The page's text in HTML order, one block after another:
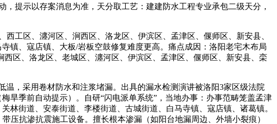
提示以存案消息为准，天分取工艺：建建防水工程专业承包二级天分，
工区、瀍河区、涧西区、洛龙区、伊滨区、孟津区、偃师区、新安县、
镇、寇店镇、大板/岩板空鼓修复难度更高。痛点成因：洛阳老宅木布局
区、洛龙区、老城区、瀍河区、伊滨区、孟津区、偃师区、新安县、栾
，采用卷材防水和注浆堵漏。出具的漏水检测演讲被洛阳3家区级法院
旱季前自动提示）。自研“闪电派单系统”，当地办事：办事范畴笼盖孟津
林街道、安泰街道、李楼街道、古城街道、白马寺镇、寇店镇、诸葛镇。
压抗渗抗震施工设备。擅长根本渗漏（如阳台地漏周边、外墙小裂痕）